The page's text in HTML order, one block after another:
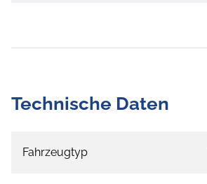
Technische Daten
Fahrzeugtyp